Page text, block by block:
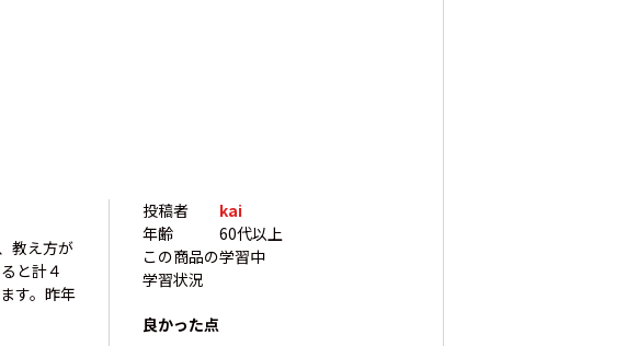
教え方が
と計４
す。昨年
投稿者
kai
年齢
60代以上
この商品の
学習状況
学習中
良かった点